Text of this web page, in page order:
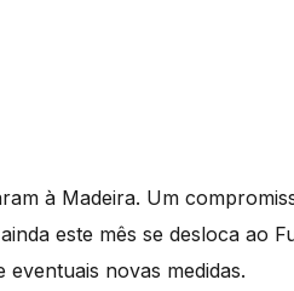
à Madeira. Um
este mês se desloca ao
novas medidas.